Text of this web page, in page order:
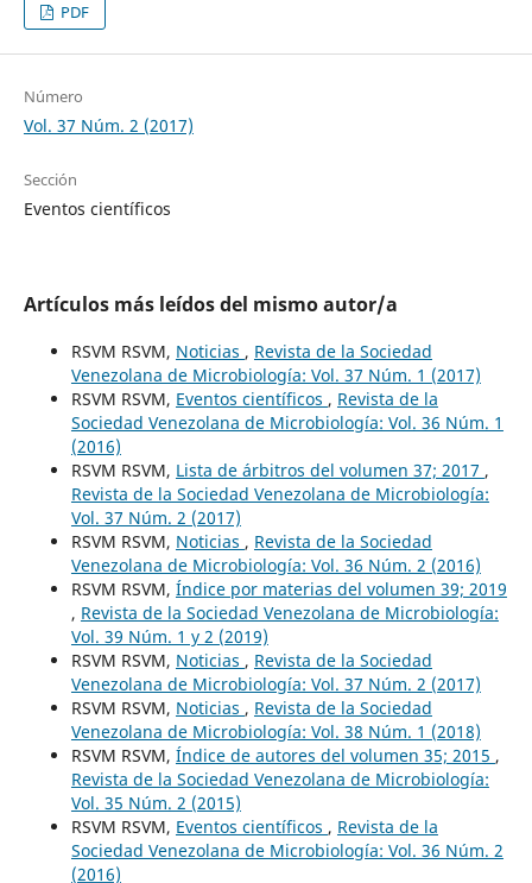
PDF
Número
Vol. 37 Núm. 2 (2017)
Sección
Eventos científicos
Artículos más leídos del mismo autor/a
RSVM RSVM, Noticias , Revista de la Sociedad
Venezolana de Microbiología: Vol. 37 Núm. 1 (2017)
RSVM RSVM, Eventos científicos , Revista de la
Sociedad Venezolana de Microbiología: Vol. 36 Núm. 1
(2016)
RSVM RSVM, Lista de árbitros del volumen 37; 2017 ,
Revista de la Sociedad Venezolana de Microbiología:
Vol. 37 Núm. 2 (2017)
RSVM RSVM, Noticias , Revista de la Sociedad
Venezolana de Microbiología: Vol. 36 Núm. 2 (2016)
RSVM RSVM, Índice por materias del volumen 39; 2019
, Revista de la Sociedad Venezolana de Microbiología:
Vol. 39 Núm. 1 y 2 (2019)
RSVM RSVM, Noticias , Revista de la Sociedad
Venezolana de Microbiología: Vol. 37 Núm. 2 (2017)
RSVM RSVM, Noticias , Revista de la Sociedad
Venezolana de Microbiología: Vol. 38 Núm. 1 (2018)
RSVM RSVM, Índice de autores del volumen 35; 2015 ,
Revista de la Sociedad Venezolana de Microbiología:
Vol. 35 Núm. 2 (2015)
RSVM RSVM, Eventos científicos , Revista de la
Sociedad Venezolana de Microbiología: Vol. 36 Núm. 2
(2016)